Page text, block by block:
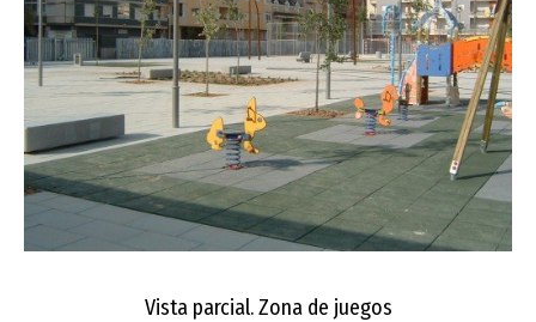
Vista parcial. Zona de juegos